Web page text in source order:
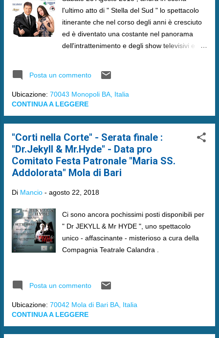
l'ultimo atto di " Stella del Sud " lo spettacolo
itinerante che nel corso degli anni è cresciuto
ed è diventato una costante nel panorama
dell'intrattenimento e degli show televisivi e
Posta un commento
Ubicazione: 70043 Monopoli BA, Italia
CONTINUA A LEGGERE
"Corti nella Corte" - Serata finale :
"Dr.Jekyll & Mr.Hyde" - Data pro
Comitato Festa Patronale "Maria SS.
Addolorata" Mola di Bari
Di Mancio - agosto 22, 2018
Ci sono ancora pochissimi posti disponibili per
" Dr JEKYLL & Mr HYDE ", uno spettacolo
unico - affascinante - misterioso a cura della
Compagnia Teatrale Calandra .
Posta un commento
Ubicazione: 70042 Mola di Bari BA, Italia
CONTINUA A LEGGERE